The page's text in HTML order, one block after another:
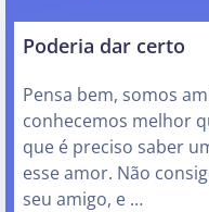
Poderia dar certo
Pensa bem, somos
conhecemos melhor
que é preciso saber
esse amor. Não
seu amigo, e …